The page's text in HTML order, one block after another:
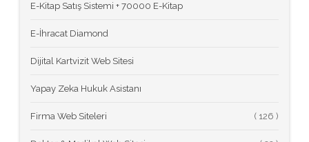
E-Kitap Satış Sistemi + 70000 E-Kitap
E-İhracat Diamond
Dijital Kartvizit Web Sitesi
Yapay Zeka Hukuk Asistanı
Firma Web Siteleri (